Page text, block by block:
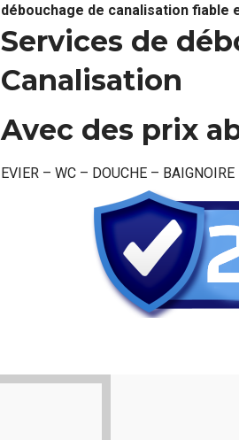
débouchage de canalisation fiable
Services de
Canalisation
Avec des prix
EVIER – WC – DOUCHE –